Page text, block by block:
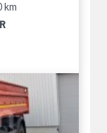
km